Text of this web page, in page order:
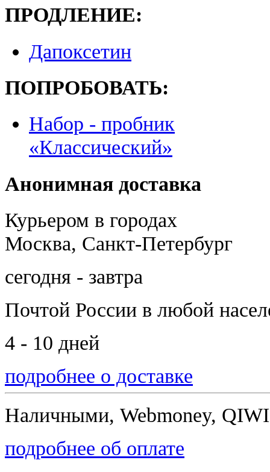
ПРОДЛЕНИЕ:
Дапоксетин
ПОПРОБОВАТЬ:
Набор - пробник
«Классический»
Анонимная доставка
Курьером в городах
Москва, Санкт-Петербург
сегодня - завтра
Почтой России в любой
4 - 10 дней
подробнее о доставке
Наличными, Webmoney,
подробнее об оплате